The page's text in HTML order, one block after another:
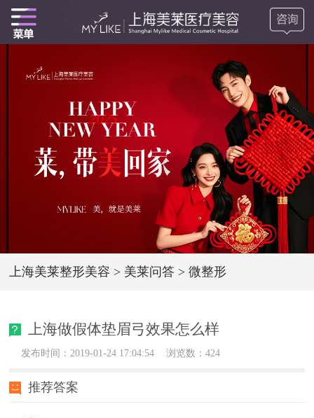
上海美莱整形美容 > 美莱问答 >微整形
上海做假体垫眉弓效果怎么样
发布时间：2019-01-24 17:04:54 浏览数：424
推荐答案